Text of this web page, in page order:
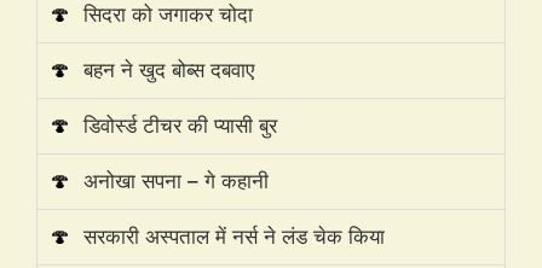
🍄 सिदरा को जगाकर चोदा
🍄 बहन ने खुद बोब्स दबवाए
🍄 डिवोर्स्ड टीचर की प्यासी बुर
🍄 अनोखा सपना – गे कहानी
🍄 सरकारी अस्पताल में नर्स ने लंड चेक किया